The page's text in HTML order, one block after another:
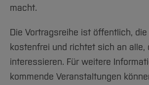
macht.
Die Vortragsreihe ist öffentlich, die
kostenfrei und richtet sich an alle,
interessieren. Für weitere
kommende Veranstaltungen